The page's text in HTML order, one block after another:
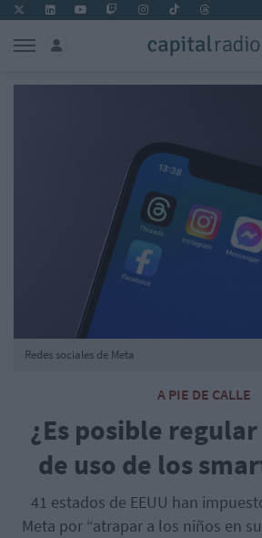
A PIE DE CALLE
¿Es posible
de uso de los
41 estados de EEUU han
Meta por “atrapar a los niños en
Redes sociales de Meta